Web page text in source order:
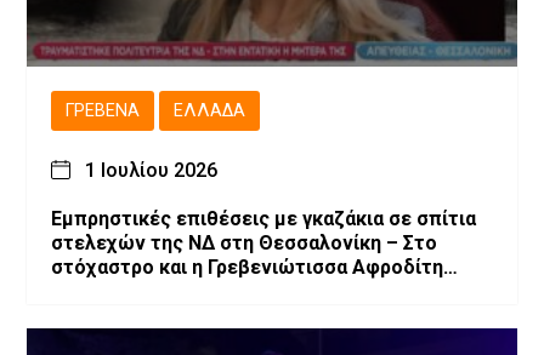
ΓΡΕΒΕΝΆ ΕΛΛΆΔΑ
1 Ιουλίου 2026
Εμπρηστικές επιθέσεις με γκαζάκια σε σπίτια
στελεχών της ΝΔ στη Θεσσαλονίκη – Στο
στόχαστρο και η Γρεβενιώτισσα Αφροδίτη